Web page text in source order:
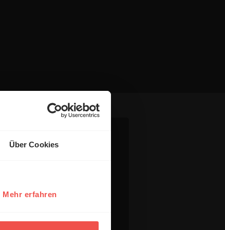
Über Cookies
Mehr erfahren